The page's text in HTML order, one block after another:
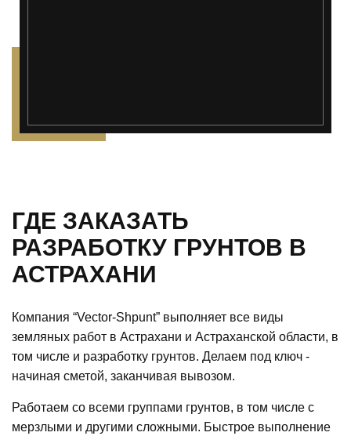
");">
ГДЕ ЗАКАЗАТЬ
РАЗРАБОТКУ ГРУНТОВ В
АСТРАХАНИ
Компания “Vector-Shpunt” выполняет все виды
земляных работ в Астрахани и Астраханской области, в
том числе и разработку грунтов. Делаем под ключ -
начиная сметой, заканчивая вывозом.
Работаем со всеми группами грунтов, в том числе с
мерзлыми и другими сложными. Быстрое выполнение